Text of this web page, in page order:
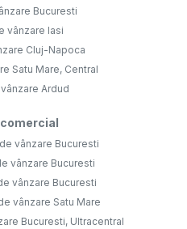
Bucuresti
vânzare Iasi
Cluj-Napoca
Satu Mare, Central
Ardud
vânzare Bucuresti
vânzare Bucuresti
vânzare Bucuresti
vânzare Satu Mare
Bucuresti, Ultracentral